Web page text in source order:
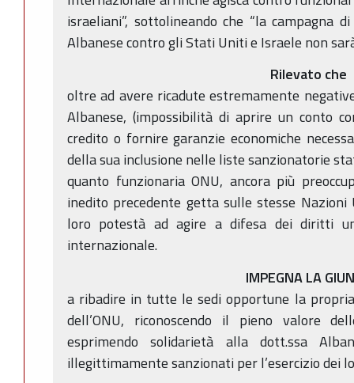
israeliani”, sottolineando che “la campagna
Albanese contro gli Stati Uniti e Israele non
Rilevato che
oltre ad avere ricadute estremamente
Albanese, (impossibilità di aprire un conto
credito o fornire garanzie economiche
della sua inclusione nelle liste sanzionatorie
quanto funzionaria ONU, ancora più
inedito precedente getta sulle stesse
loro potestà ad agire a difesa dei diritti
internazionale.
IMPEGNA LA
a ribadire in tutte le sedi opportune la
dell’ONU, riconoscendo il pieno valore
esprimendo solidarietà alla dott.ssa
illegittimamente sanzionati per l’esercizio dei